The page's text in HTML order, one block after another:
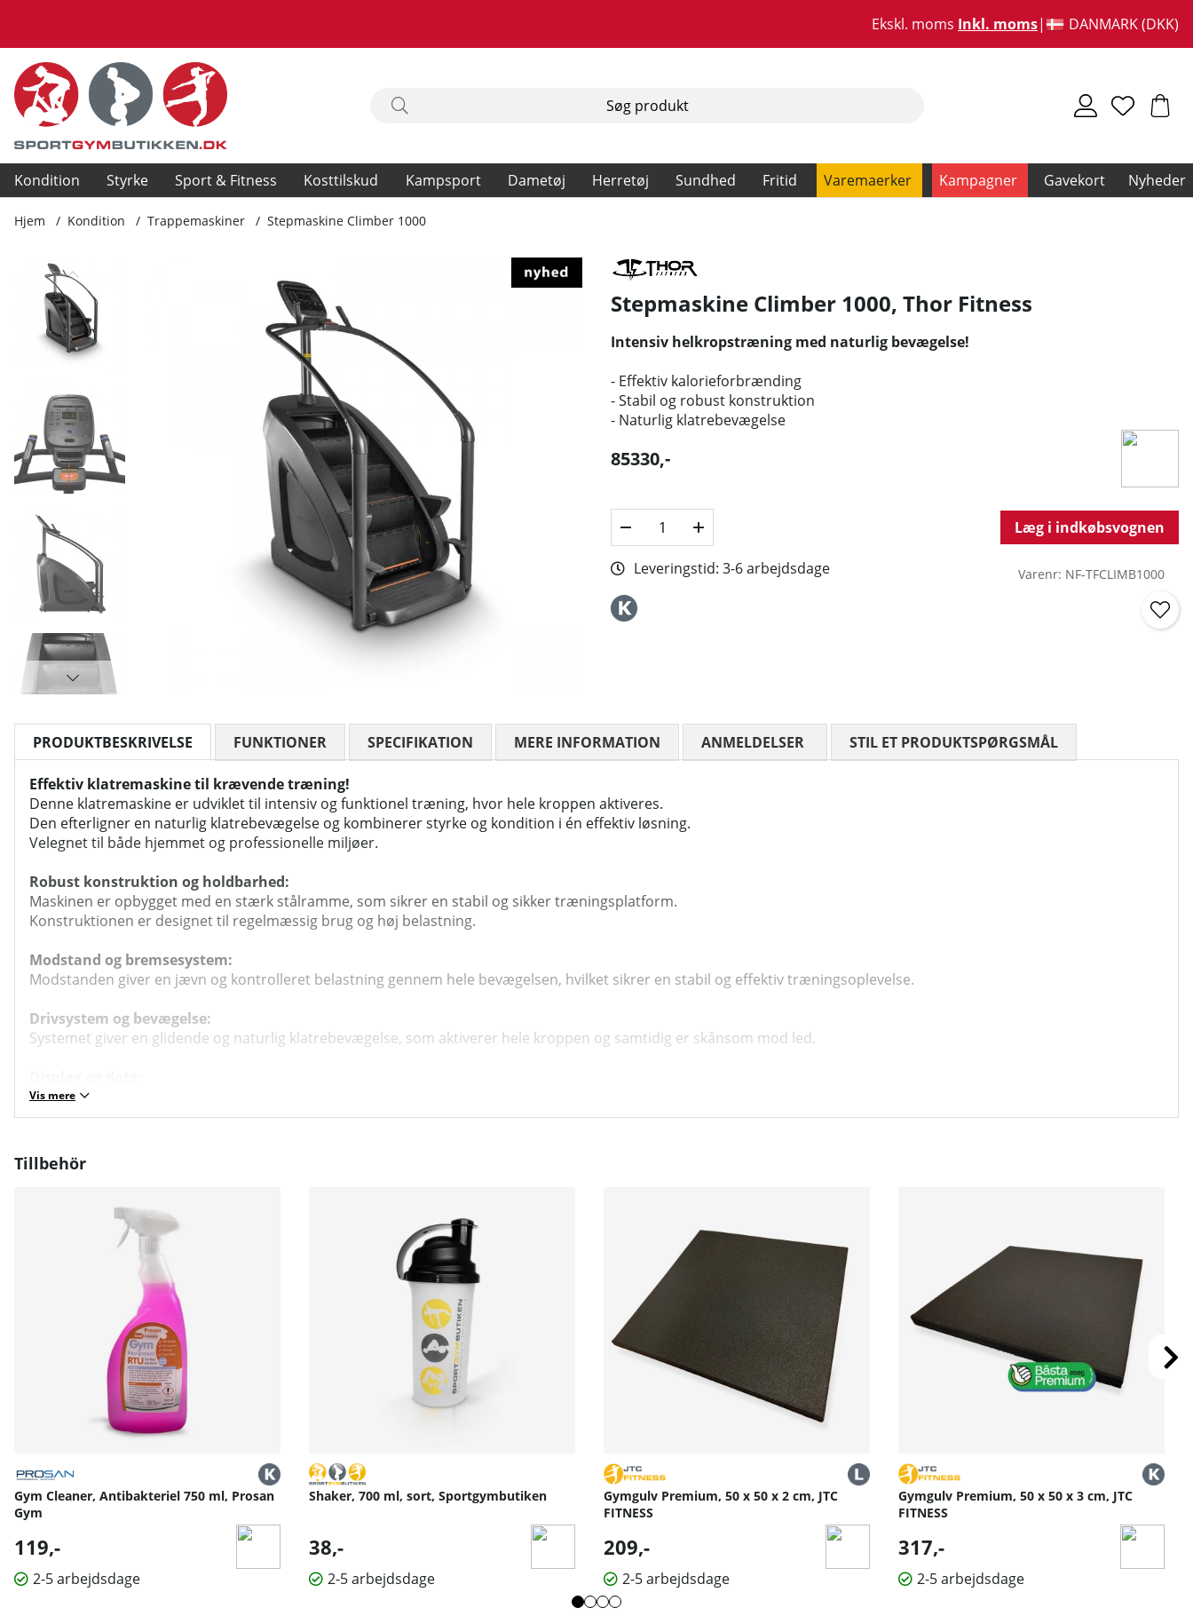
Ekskl. moms Inkl. moms DANMARK (DKK)
Kondition Styrke Sport & Fitness Kosttilskud Kampsport Dametøj Herretøj Sundhed Fritid Varemaerker Kampagner Gavekort Nyheder
Hjem Kondition Trappemaskiner Stepmaskine Climber 1000
Produktbilleder Stepmaskine Climber 1000
Stepmaskine Climber 1000, Thor Fitness
Intensiv helkropstræning med naturlig bevægelse!
- Effektiv kalorieforbrænding
- Stabil og robust konstruktion
- Naturlig klatrebevægelse
85330,-
Læg i indkøbsvognen
Leveringstid: 3-6 arbejdsdage Varenr: NF-TFCLIMB1000
PRODUKTBESKRIVELSE
Effektiv klatremaskine til krævende træning!
Denne klatremaskine er udviklet til intensiv og funktionel træning, hvor hele kroppen aktiveres.
Den efterligner en naturlig klatrebevægelse og kombinerer styrke og kondition i én effektiv løsning.
Velegnet til både hjemmet og professionelle miljøer.
Robust konstruktion og holdbarhed:
Maskinen er opbygget med en stærk stålramme, som sikrer en stabil og sikker træningsplatform.
Konstruktionen er designet til regelmæssig brug og høj belastning.
Modstand og bremsesystem:
Modstanden giver en jævn og kontrolleret belastning gennem hele bevægelsen, hvilket sikrer en stabil og effektiv træningsoplevelse.
Drivsystem og bevægelse:
Systemet giver en glidende og naturlig klatrebevægelse, som aktiverer hele kroppen og samtidig er skånsom mod led.
Displayet viser relevante træningsdata som tid, hastighed, distance og kalorier.
Designet sikrer en komfortabel og naturlig træningsposition med god stabilitet.
Velegnet til brugere, der ønsker intensiv træning med fokus på både styrke og kondition.
Praktiske funktioner:
Kompakt design gør den nem at placere i forskellige træningsmiljøer.
Fremstillet i robust stål.
Specifikationer:
Materiale: Stål
Vægt: 226 kg
Højde: 225 cm
Længde: 160 cm
Trinhøjde: 21 cm
Vis mere
FUNKTIONER SPECIFIKATION MERE INFORMATION ANMELDELSER GENNEMSNITLIG VURDERING 0 UD AF 5 ANTAL
STIL ET PRODUKTSPØRGSMÅL
Tillbehör
Gym Cleaner, Antibakteriel 750 ml, Prosan
Gym
119,-
2-5 arbejdsdage
Shaker, 700 ml, sort, Sportgymbutiken
38,-
2-5 arbejdsdage
Gymgulv Premium, 50 x 50 x 2 cm, JTC
FITNESS
209,-
2-5 arbejdsdage
Gymgulv Premium, 50 x 50 x 3 cm, JTC
FITNESS
317,-
2-5 arbejdsdage